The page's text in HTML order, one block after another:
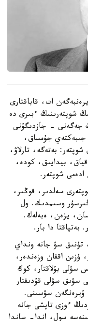
ات، قاباقتارى
شوپتەرىنىڭ ءبىرى دە
جەگەنى - جازدىگۇنى
جۇمساق،
بەتەگە، تارلاۋ،
بيدايىق، كودە،
ادەمى شوپتەر.
سەلدىر، قوڭىر،
وسىمدىك. ول
يزەن، ەبەلەك.
دا بار.
تۇنىق سۋ جانە ونداي
ۇزىن اققان وزەندەر،
سۋلى بۇلاقتار، كوك
سۋىق سۋلى قۇدىقتار
ۇيرەنگەن سۋسىنى.
ءوزى تاپشى جانە
سول، اندا- ساندا